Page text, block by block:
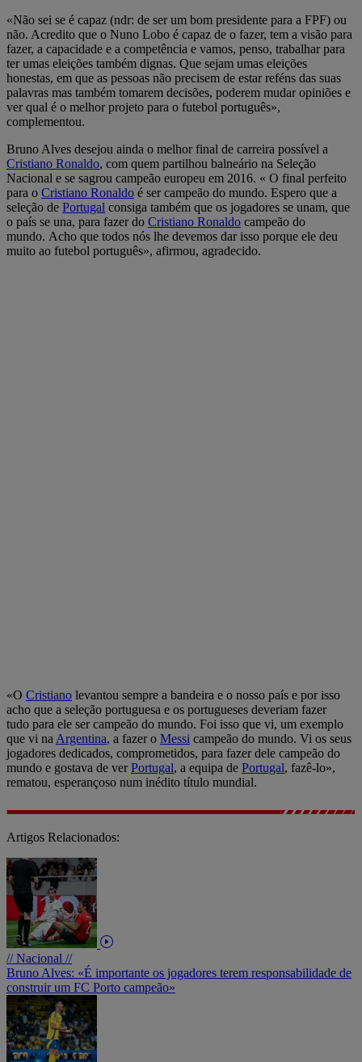
«Não sei se é capaz (ndr: de ser um bom presidente para a FPF) ou
não. Acredito que o Nuno Lobo é capaz de o fazer, tem a visão para
fazer, a capacidade e a competência e vamos, penso, trabalhar para
ter umas eleições também dignas. Que sejam umas eleições
honestas, em que as pessoas não precisem de estar reféns das suas
palavras mas também tomarem decisões, poderem mudar opiniões e
ver qual é o melhor projeto para o futebol português»,
complementou.
Bruno Alves desejou ainda o melhor final de carreira possível a
Cristiano Ronaldo, com quem partilhou balneário na Seleção
Nacional e se sagrou campeão europeu em 2016. « O final perfeito
para o Cristiano Ronaldo é ser campeão do mundo. Espero que a
seleção de Portugal consiga também que os jogadores se unam, que
o país se una, para fazer do Cristiano Ronaldo campeão do
mundo. Acho que todos nós lhe devemos dar isso porque ele deu
muito ao futebol português», afirmou, agradecido.
«O Cristiano levantou sempre a bandeira e o nosso país e por isso
acho que a seleção portuguesa e os portugueses deveriam fazer
tudo para ele ser campeão do mundo. Foi isso que vi, um exemplo
que vi na Argentina, a fazer o Messi campeão do mundo. Vi os seus
jogadores dedicados, comprometidos, para fazer dele campeão do
mundo e gostava de verPortugal, a equipa de Portugal, fazê-lo»,
rematou, esperançoso num inédito título mundial.
Artigos Relacionados:
// Nacional //
Bruno Alves: «É importante os jogadores terem responsabilidade de
construir um FC Porto campeão»